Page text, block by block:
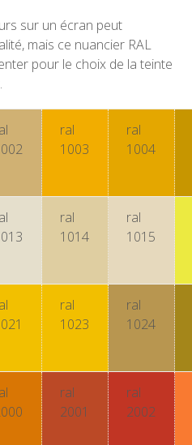
sur un écran peut
mais ce nuancier RAL
pour le choix de la teinte
ral
1003
ral
1004
ral
1014
ral
1015
ral
1023
ral
1024
ral
2001
ral
2002